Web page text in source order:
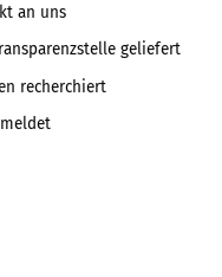
an uns
geliefert
recherchiert